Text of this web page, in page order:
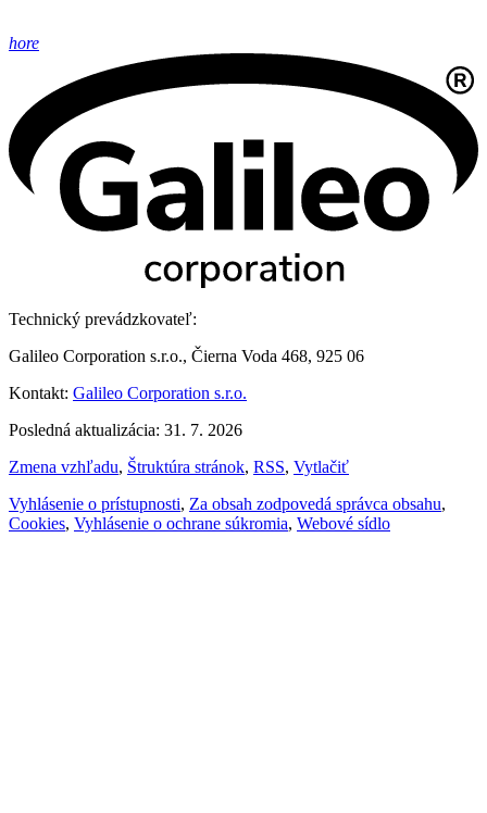
hore
Technický prevádzkovateľ:
Galileo Corporation s.r.o., Čierna Voda 468, 925 06
Kontakt: Galileo Corporation s.r.o.
Posledná aktualizácia: 31. 7. 2026
Zmena vzhľadu, Štruktúra stránok, RSS, Vytlačiť
Vyhlásenie o prístupnosti, Za obsah zodpovedá správca obsahu,
Cookies, Vyhlásenie o ochrane súkromia, Webové sídlo